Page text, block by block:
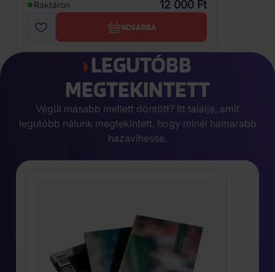
Raktáron 12 000 Ft
KOSÁRBA
LEGUTÓBB
MEGTEKINTETT
Végül másabb mellett döntött? Itt találja, amit
legutóbb nálunk megtekintett, hogy minél hamarabb
hazavihesse.